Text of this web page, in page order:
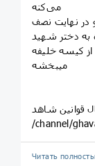
می‌کنه
در نهایت نصف
دختر شهید
کیسه خلیفه
میبخشه
قوانین شاهد
/channel/
Читать